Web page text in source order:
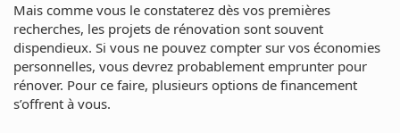
Mais comme vous le constaterez dès vos premières
recherches, les projets de rénovation sont souvent
dispendieux. Si vous ne pouvez compter sur vos économies
personnelles, vous devrez probablement emprunter pour
rénover. Pour ce faire, plusieurs options de financement
s’offrent à vous.